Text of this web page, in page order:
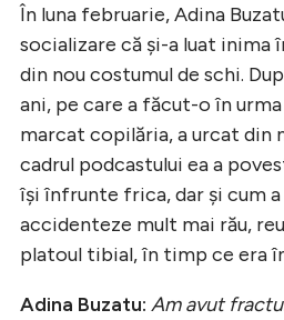
În luna februarie, Adina
socializare că și-a luat inima
din nou costumul de schi.
ani, pe care a făcut-o în
marcat copilăria, a urcat din
cadrul podcastului ea a
își înfrunte frica, dar și cum a
accidenteze mult mai rău,
platoul tibial, în timp ce era
Adina Buzatu: Am avut